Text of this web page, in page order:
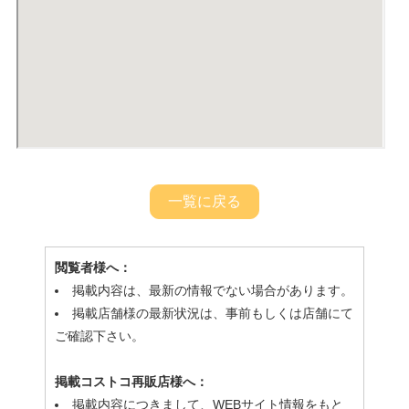
一覧に戻る
閲覧者様へ：
掲載内容は、最新の情報でない場合があります。
掲載店舗様の最新状況は、事前もしくは店舗にて
ご確認下さい。
掲載コストコ再販店様へ：
掲載内容につきまして、WEBサイト情報をもと